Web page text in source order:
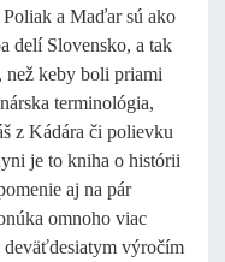
a Maďar sú ako
delí Slovensko, a tak
keby boli priami
terminológia,
z Kádára či polievku
je to kniha o histórii
aj na pár
omnoho viac
výročím